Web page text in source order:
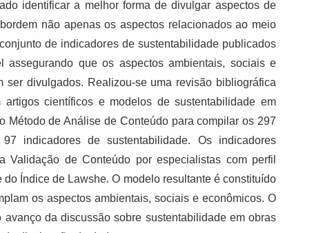
identificar a melhor forma de divulgar aspectos de
não apenas os aspectos relacionados ao meio
de indicadores de sustentabilidade publicados
que os aspectos ambientais, sociais e
ser divulgados. Realizou-se uma revisão bibliográfica
científicos e modelos de sustentabilidade em
Método de Análise de Conteúdo para compilar os 297
indicadores de sustentabilidade. Os indicadores
Validação de Conteúdo por especialistas com perfil
Índice de Lawshe. O modelo resultante é constituído
os aspectos ambientais, sociais e econômicos. O
da discussão sobre sustentabilidade em obras